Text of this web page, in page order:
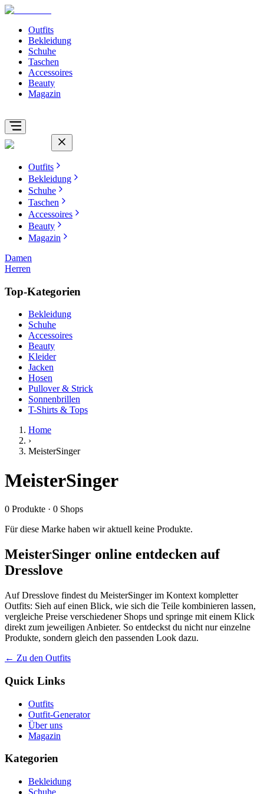
Outfits
Bekleidung
Schuhe
Taschen
Accessoires
Beauty
Magazin
Outfits
Bekleidung
Schuhe
Taschen
Accessoires
Beauty
Magazin
Damen
Herren
Top-Kategorien
Bekleidung
Schuhe
Accessoires
Beauty
Kleider
Jacken
Hosen
Pullover & Strick
Sonnenbrillen
T-Shirts & Tops
Home
›
MeisterSinger
MeisterSinger
0 Produkte · 0 Shops
Für diese Marke haben wir aktuell keine Produkte.
MeisterSinger online entdecken auf
Dresslove
Auf Dresslove findest du MeisterSinger im Kontext kompletter
Outfits: Sieh auf einen Blick, wie sich die Teile kombinieren lassen,
vergleiche Preise verschiedener Shops und springe mit einem Klick
direkt zum jeweiligen Anbieter. So entdeckst du nicht nur einzelne
Produkte, sondern gleich den passenden Look dazu.
← Zu den Outfits
Quick Links
Outfits
Outfit-Generator
Über uns
Magazin
Kategorien
Bekleidung
Schuhe